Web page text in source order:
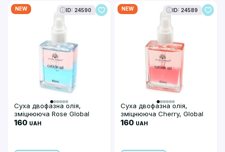
NEW ID: 24590
Суха двофазна олія,
зміцнююча Rose Global
Fashion, 60 мл
160 UAH
NEW ID: 24589
Суха двофазна олія,
зміцнююча Cherry, Global
Fashion, 60 мл
160 UAH